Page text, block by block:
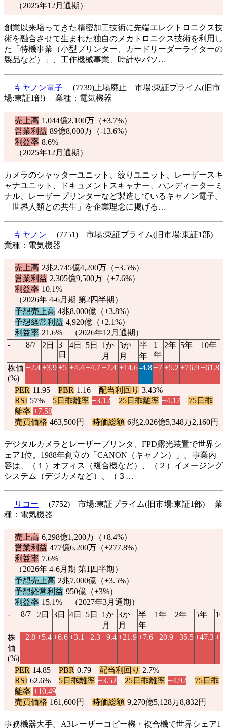
（2025年12月通期）
創業以来培ってきた精密加工技術に先端エレクトロニクス技
術を融合させて生まれた独自のメカトロニクス技術を利用し
た「特機事業（小型プリンター、カードリーダーライターの
製品など）」、工作機械事業、時計やパソ…
キヤノン電子
(7739)上場廃止 市場:東証プライム(旧市
場:東証1部) 業種：電気機器
売上高 1,044億2,100万（+3.7%）
営業利益 89億8,000万（-13.6%）
利益率 8.6%
（2025年12月通期）
カメラのシャッターユニット、絞りユニット、レーザースキ
ャナユニット、ドキュメントスキャナー、ハンディーターミ
ナル、レーザープリンターなど製造しているキャノン電子。
「世界人類との共生」を企業理念に掲げる…
キヤノン
(7751) 市場:東証プライム(旧市場:東証1部)
業種：電気機器
売上高 2兆2,745億4,200万（+3.5%）
営業利益 2,305億9,500万（+7.6%）
利益率 10.1%
（2026年 4-6月期 第2四半期）
予想売上高 4兆8,000億（+3.8%）
予想経常利益 4,920億（+2.1%）
利益率 21.6% （2026年12月通期）
-
8/7 2日
3
日
4日 5日
1か
月
3か
月
半
年
1
年
2年 5年 10年
株価
(%)
+2.4+3.9+5 +4.4+4.7+7.4 +14.6-4.8+7 +5.2 +76.9+61.8
PER 11.95 PBR 1.16 配当利回り 3.43%
RSI 57% 5日乖離率 +3.12 25日乖離率 +4.17
75日乖
離率 +7.58
売買価格 463,500円 時価総額 6兆2,026億5,348万2,160円
デジタルカメラとレーザープリンタ、FPD露光装置で世界シ
ェア1位。1988年創立の「CANON（キャノン）」。事業内
容は、（１）オフィス（複合機など）、（２）イメージング
システム（デジカメなど）、（３…
リコー
(7752) 市場:東証プライム(旧市場:東証1部) 業
種：電気機器
売上高 6,298億1,200万（+8.4%）
営業利益 477億6,200万（+277.8%）
利益率 7.6%
（2026年 4-6月期 第1四半期）
予想売上高 2兆7,000億（+3.5%）
予想経常利益 950億（+3%）
利益率 15.1% （2027年3月通期）
-
8/7 2日 3日 4日 5日
1か
月
3か
月
半
年
1年 2年 5年 10
株
価
(%)
+2.8+5.4+6.6+3.1 +2.3+9.4+21.9+7.6+20.9+35.5+47.3
PER 14.85 PBR 0.79 配当利回り 2.7%
RSI 62.6% 5日乖離率 +3.52 25日乖離率 +4.92
75日乖
離率 +10.49
売買価格 161,600円 時価総額 9,270億5,128万8,832円
事務機器大手。A3レーザーコピー機・複合機で世界シェア1